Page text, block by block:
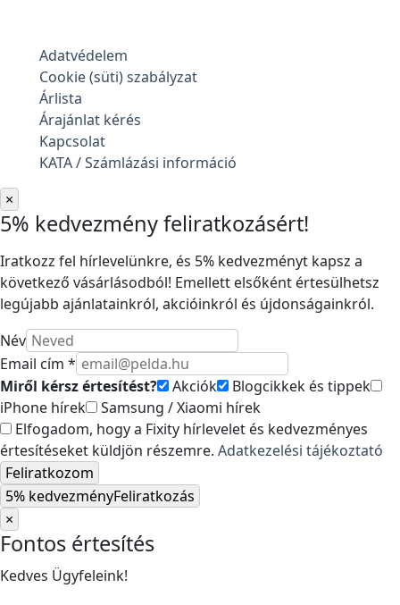
Adatvédelem
Cookie (süti) szabályzat
Árlista
Árajánlat kérés
Kapcsolat
KATA / Számlázási információ
×
5% kedvezmény feliratkozásért!
Iratkozz fel hírlevelünkre, és 5% kedvezményt kapsz a
következő vásárlásodból! Emellett elsőként értesülhetsz
legújabb ajánlatainkról, akcióinkról és újdonságainkról.
Név
Email cím *
Miről kérsz értesítést?
Akciók
Blogcikkek és tippek
iPhone hírek
Samsung / Xiaomi hírek
Elfogadom, hogy a Fixity hírlevelet és kedvezményes
értesítéseket küldjön részemre. Adatkezelési tájékoztató
Feliratkozom
5% kedvezményFeliratkozás
×
Fontos értesítés
Kedves Ügyfeleink!